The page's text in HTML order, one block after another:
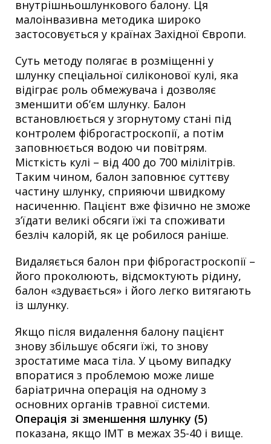
внутрішньошлункового балону. Ця
малоінвазивна методика широко
застосовується у країнах Західної Європи.
Суть методу полягає в розміщенні у
шлунку спеціальної силіконової кулі, яка
відіграє роль обмежувача і дозволяє
зменшити об’єм шлунку. Балон
встановлюється у згорнутому стані під
контролем фіброгастроскопії, а потім
заповнюється водою чи повітрям.
Місткість кулі – від 400 до 700 мілілітрів.
Таким чином, балон заповнює суттєву
частину шлунку, сприяючи швидкому
насиченню. Пацієнт вже фізично не зможе
з’їдати великі обсяги їжі та споживати
безліч калорій, як це робилося раніше.
Видаляється балон при фіброгастроскопії –
його проколюють, відсмоктують рідину,
балон «здувається» і його легко витягають
із шлунку.
Якщо після видалення балону пацієнт
знову збільшує обсяги їжі, то знову
зростатиме маса тіла. У цьому випадку
впоратися з проблемою може лише
баріатрична операція на одному з
основних органів травної системи.
Операція зі зменшення шлунку (5)
показана, якщо ІМТ в межах 35-40 і вище.